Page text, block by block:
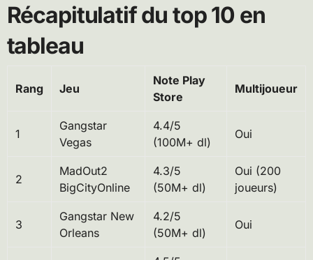
Récapitulatif du top 10 en
tableau
Rang Jeu
Note Play
Store
Multijoueur
1
Gangstar
Vegas
4.4/5
(100M+ dl)
Oui
2
MadOut2
BigCityOnline
4.3/5
(50M+ dl)
Oui (200
joueurs)
3
Gangstar New
Orleans
4.2/5
(50M+ dl)
Oui